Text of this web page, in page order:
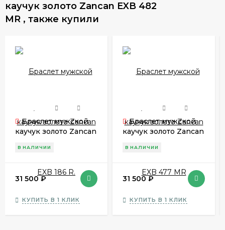
каучук золото Zancan EXB 482
MR , также купили
Браслет мужской
каучук золото Zancan
В НАЛИЧИИ
31 500₽
КУПИТЬ В 1 КЛИК
Браслет мужской
каучук золото Zancan
В НАЛИЧИИ
31 500₽
КУПИТЬ В 1 КЛИК